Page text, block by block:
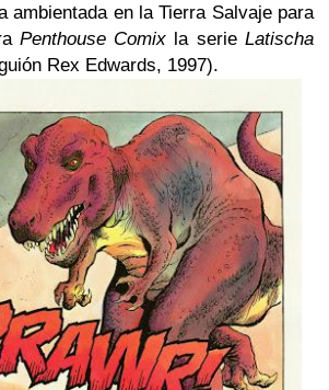
ambientada en la Tierra Salvaje para
Penthouse Comix la serieLatischa
Rex Edwards, 1997).